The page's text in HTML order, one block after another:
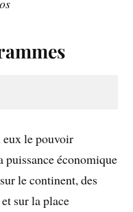
eux le pouvoir
puissance économique
le continent, des
sur la place